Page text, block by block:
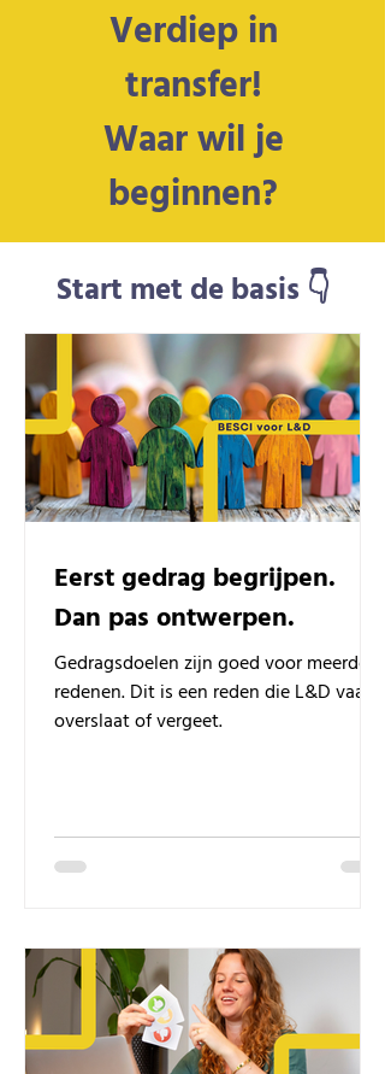
Verdiep in
transfer!
Waar wil je
beginnen?
Start met de basis 👇
Eerst gedrag begrijpen.
Dan pas ontwerpen.
Gedragsdoelen zijn goed voor meerdere
redenen. Dit is een reden die L&D vaak
overslaat of vergeet.